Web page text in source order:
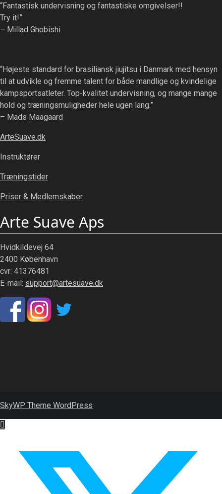
“Fantastisk undervisning og fantastiske omgivelser!!
Try it!”
– Millad Ghobishi
“Højeste standard for brasiliansk jiujitsu i Danmark med hensyn
til at udvikle og fremme talent for både mandlige og kvindelige
kampsportsatleter. Top-kvalitet undervisning, og mange mange
hold og træningsmuligheder hele ugen lang.”
– Mads Maagaard
ArteSuave.dk
Instruktører
Træningstider
Priser & Medlemskaber
Arte Suave Aps
Hvidkildevej 64
2400 København
cvr: 41376481
E-mail: support@artesuave.dk
SkyWP Theme WordPress